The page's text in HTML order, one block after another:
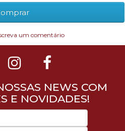
um comentário
NEWS COM
E NOVIDADES!